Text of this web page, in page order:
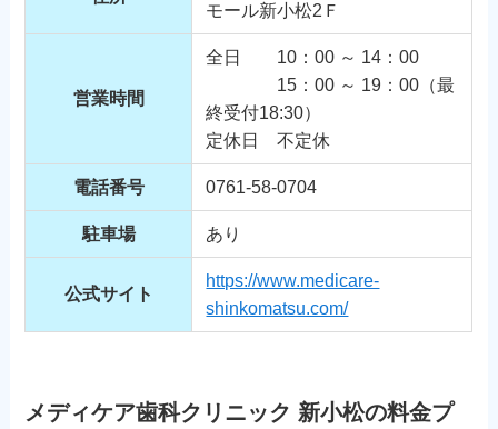
モール新小松2Ｆ
営業時間
全日 10：00 ～ 14：00
15：00 ～ 19：00（最
終受付18:30）
定休日 不定休
電話番号 0761-58-0704
駐車場 あり
公式サイト
https://www.medicare-
shinkomatsu.com/
メディケア歯科クリニック 新小松の料金プ